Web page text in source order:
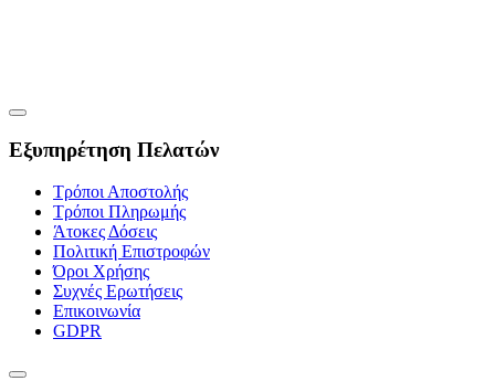
Εξυπηρέτηση Πελατών
Τρόποι Αποστολής
Τρόποι Πληρωμής
Άτοκες Δόσεις
Πολιτική Επιστροφών
Όροι Χρήσης
Συχνές Ερωτήσεις
Επικοινωνία
GDPR